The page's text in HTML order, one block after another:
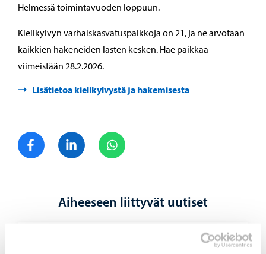
Helmessä toimintavuoden loppuun.
Kielikylvyn varhaiskasvatuspaikkoja on 21, ja ne arvotaan
kaikkien hakeneiden lasten kesken. Hae paikkaa
viimeistään 28.2.2026.
Lisätietoa kielikylvystä ja hakemisesta
Jaa FacebookJaa LinkedIn
Aiheeseen liittyvät uutiset